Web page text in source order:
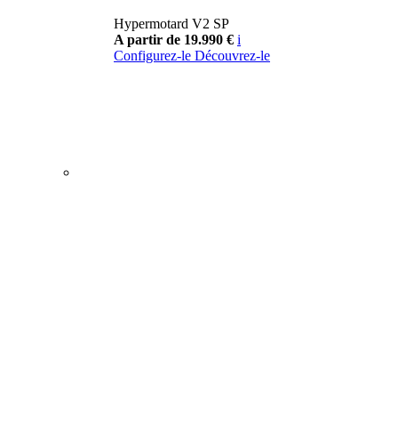
Hypermotard V2 SP
A partir de 19.990 € i
Configurez-le Découvrez-le